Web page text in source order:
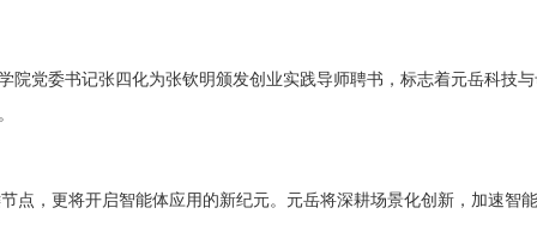
院党委书记‌张四化‌为张钦明颁发‌创业实践导师聘书 ，标志着元岳科技
‌。
点，更将开启智能体应用的新纪元。元岳将深耕场景化创新，加速智